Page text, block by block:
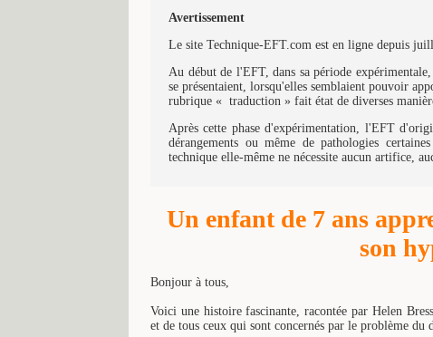
Avertissement
Le site Technique-EFT.com est en ligne depuis
Au début de l'EFT, dans sa période
se présentaient, lorsqu'elles semblaient pouvoir
rubrique « traduction » fait état de diverses
Après cette phase d'expérimentation, l'EFT
dérangements ou même de pathologies
technique elle-même ne nécessite aucun artifice,
Un enfant de 7 ans
son
Bonjour à tous,
Voici une histoire fascinante, racontée par Helen
et de tous ceux qui sont concernés par le problème du